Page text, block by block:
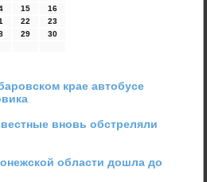
15
16
22
23
29
30
крае автобусе
вновь обстреляли
области дошла до